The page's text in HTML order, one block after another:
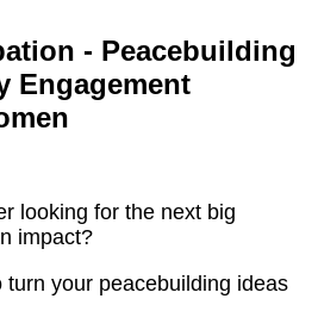
- Peacebuilding
Engagement
looking for the next big
impact?
turn your peacebuilding ideas